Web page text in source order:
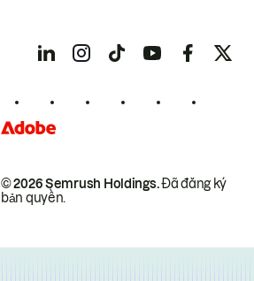
© 2026 Semrush Holdings.Đã đăng ký
bản quyền.